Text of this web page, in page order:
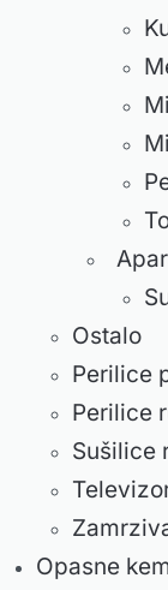
Ostalo
Perilice
Perilice
Sušilice
Opasne